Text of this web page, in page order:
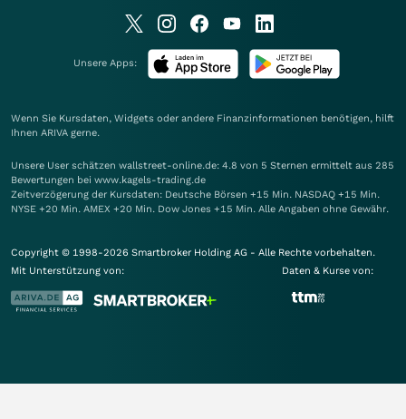
Unsere Apps:
Wenn Sie Kursdaten, Widgets oder andere Finanzinformationen benötigen, hilft
Ihnen ARIVA gerne.
Unsere User schätzen wallstreet-online.de: 4.8 von 5 Sternen ermittelt aus 285
Bewertungen bei www.kagels-trading.de
Zeitverzögerung der Kursdaten: Deutsche Börsen +15 Min. NASDAQ +15 Min.
NYSE +20 Min. AMEX +20 Min. Dow Jones +15 Min. Alle Angaben ohne Gewähr.
Copyright © 1998-2026 Smartbroker Holding AG - Alle Rechte vorbehalten.
Mit Unterstützung von:
Daten & Kurse von: